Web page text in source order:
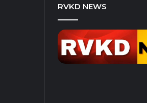
RVKD NEWS